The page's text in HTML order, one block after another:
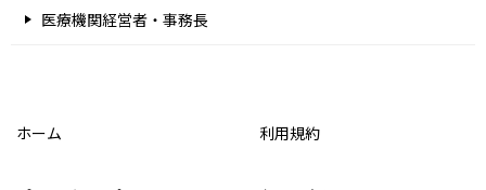
医療機関経営者・事務長
ホーム 利用規約